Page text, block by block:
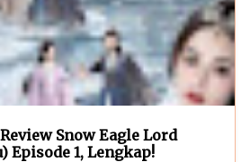
Snow Eagle Lord
Episode 1, Lengkap!